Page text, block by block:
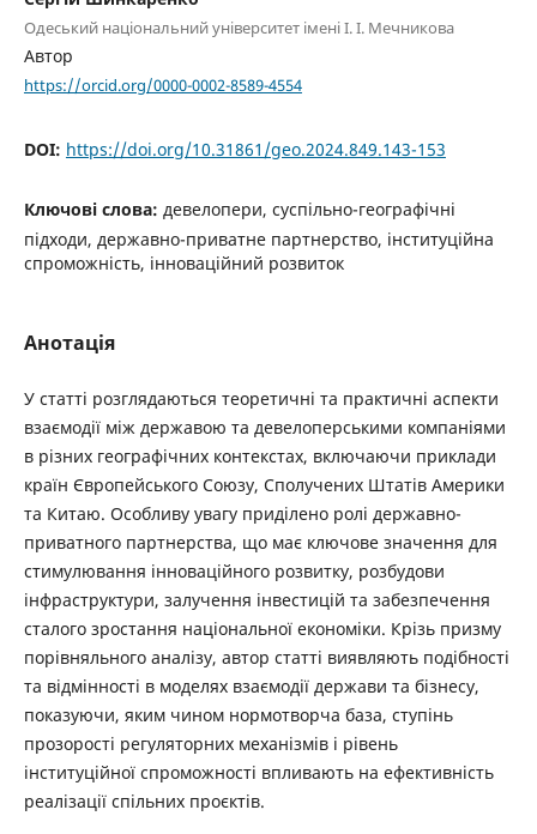
Одеський національний університет імені І. І. Мечникова
Автор
https://orcid.org/0000-0002-8589-4554
DOI: https://doi.org/10.31861/geo.2024.849.143-153
Ключові слова: девелопери, суспільно-географічні
підходи, державно-приватне партнерство, інституційна
спроможність, інноваційний розвиток
Анотація
У статті розглядаються теоретичні та практичні аспекти
взаємодії між державою та девелоперськими компаніями
в різних географічних контекстах, включаючи приклади
країн Європейського Союзу, Сполучених Штатів Америки
та Китаю. Особливу увагу приділено ролі державно-
приватного партнерства, що має ключове значення для
стимулювання інноваційного розвитку, розбудови
інфраструктури, залучення інвестицій та забезпечення
сталого зростання національної економіки. Крізь призму
порівняльного аналізу, автор статті виявляють подібності
та відмінності в моделях взаємодії держави та бізнесу,
показуючи, яким чином нормотворча база, ступінь
прозорості регуляторних механізмів і рівень
інституційної спроможності впливають на ефективність
реалізації спільних проєктів.